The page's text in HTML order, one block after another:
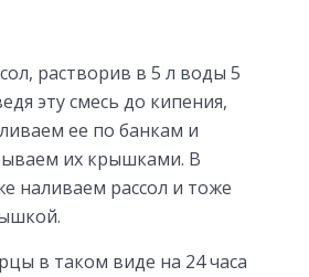
растворив в 5 л воды 5
эту смесь до кипения,
ее по банкам и
их крышками. В
наливаем рассол и тоже
в таком виде на 24 часа